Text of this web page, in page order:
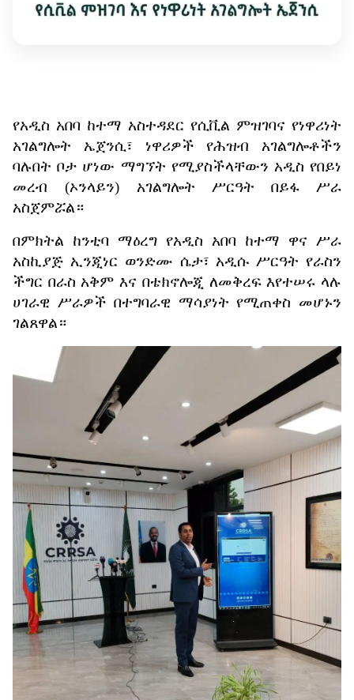
የአዲስ አበባ ከተማ አስተዳደር የሲቪል ምዝገባና የነዋሪነት
አገልግሎት
ኤጀንሲ፣ ነዋሪዎች የሕዝብ
አገልግሎቶችን
ባሉበት ቦታ ሆነው ማግኘት የሚያስችላቸውን አዲስ የበይነ
መረብ (ኦንላይን) አገልግሎት ሥርዓት በይፋ
ሥራ
አስጀምሯል።
በምክትል
ከንቲባ ማዕረግ የአዲስ አበባ ከተማ ዋና ሥራ
አስኪያጅ ኢንጂነር ወንድሙ ሴታ፣ አዲሱ ሥርዓት የራስን
ችግር በራስ አቅም እና በቴክኖሎጂ ለመቅረፍ እየተሠሩ ላሉ
ሀገራዊ ሥራዎች በተግባራዊ ማሳያነት የሚጠቀስ መሆኑን
ገልጸዋል።